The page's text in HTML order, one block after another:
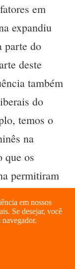
em
expandiu
parte do
deste
também
do
temos o
na
que os
permitiram
pedir
de
em nossos
Se desejar, você